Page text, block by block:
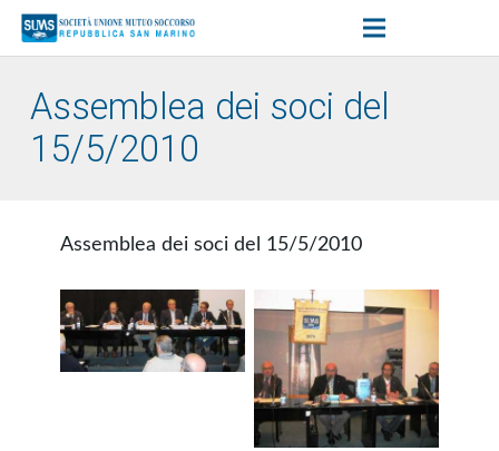
Assemblea dei soci del
15/5/2010
Assemblea dei soci del 15/5/2010